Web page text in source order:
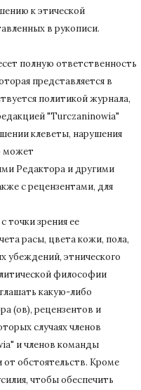
к этической
в рукописи.
полную ответственность
представляется в
политикой журнала,
"Turczaninowia"
клеветы, нарушения
может
Редактора и другими
с рецензентами, для
точки зрения ее
расы, цвета кожи, пола,
убеждений, этнического
философии
какую-либо
(ов), рецензентов и
случаях членов
и членов команды
обстоятельств. Кроме
чтобы обеспечить